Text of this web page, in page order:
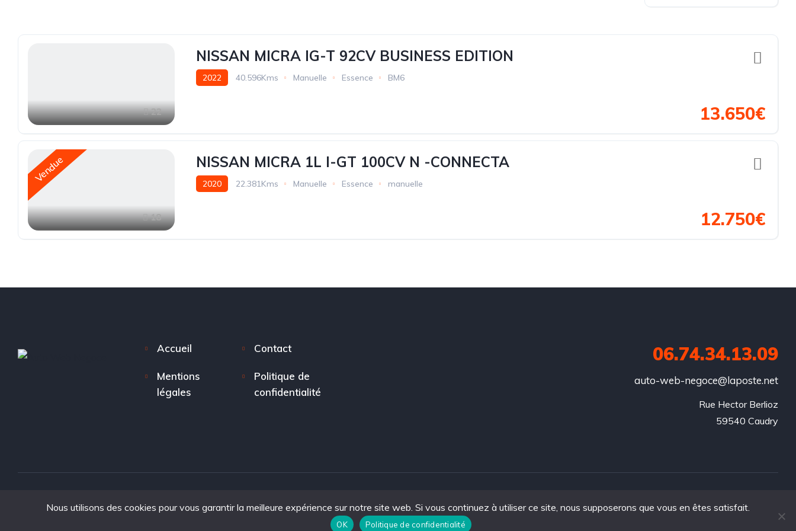
22
NISSAN MICRA IG-T 92CV BUSINESS EDITION
2022 40.596Kms Manuelle Essence BM6
13.650€
Vendue
18
NISSAN MICRA 1L I-GT 100CV N -CONNECTA
2020 22.381Kms Manuelle Essence manuelle
12.750€
Accueil Contact
Mentions
légales
Politique de
confidentialité
06.74.34.13.09
auto-web-negoce@laposte.net
Rue Hector Berlioz
59540 Caudry
Copyright © 2025. tous droits réservés à Auto Web Negoce.
Nous utilisons des cookies pour vous garantir la meilleure expérience sur notre site web. Si vous continuez à utiliser ce site, nous supposerons que vous en êtes satisfait.
OK Politique de confidentialité